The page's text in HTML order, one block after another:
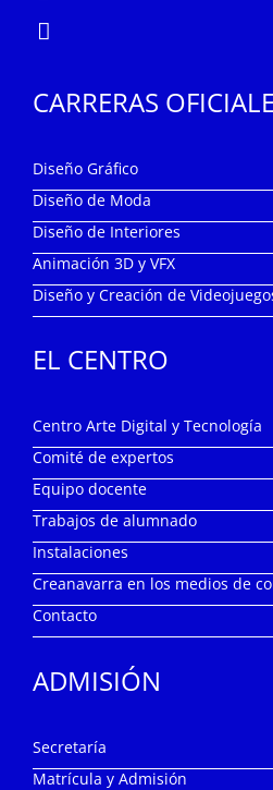
CARRERAS
Diseño Gráfico
Diseño de Moda
Diseño de Interiores
Animación 3D y VFX
Diseño y Creación de
EL CENTRO
Centro Arte Digital y Tecnología
Comité de expertos
Equipo docente
Trabajos de alumnado
Instalaciones
Creanavarra en los medios de
Contacto
ADMISIÓN
Secretaría
Matrícula y Admisión